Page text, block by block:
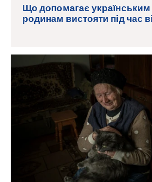
Що допомагає українським
родинам вистояти під час